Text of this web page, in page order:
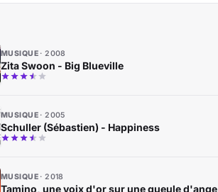
MUSIQUE 2008
Zita Swoon - Big Blueville
MUSIQUE 2005
Schuller (Sébastien) - Happiness
MUSIQUE 2018
Tamino, une voix d'or sur une gueule d'ange